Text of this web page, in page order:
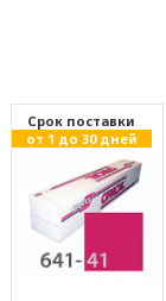
Cрок поставки
от 1 до 30 дней